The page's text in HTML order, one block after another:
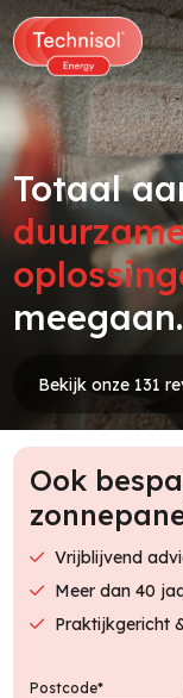
Totaal
meegaan.
Bekijk onze 131
Ook
Vrijblijvend
Meer dan 40
Praktijkgericht
Postcode*